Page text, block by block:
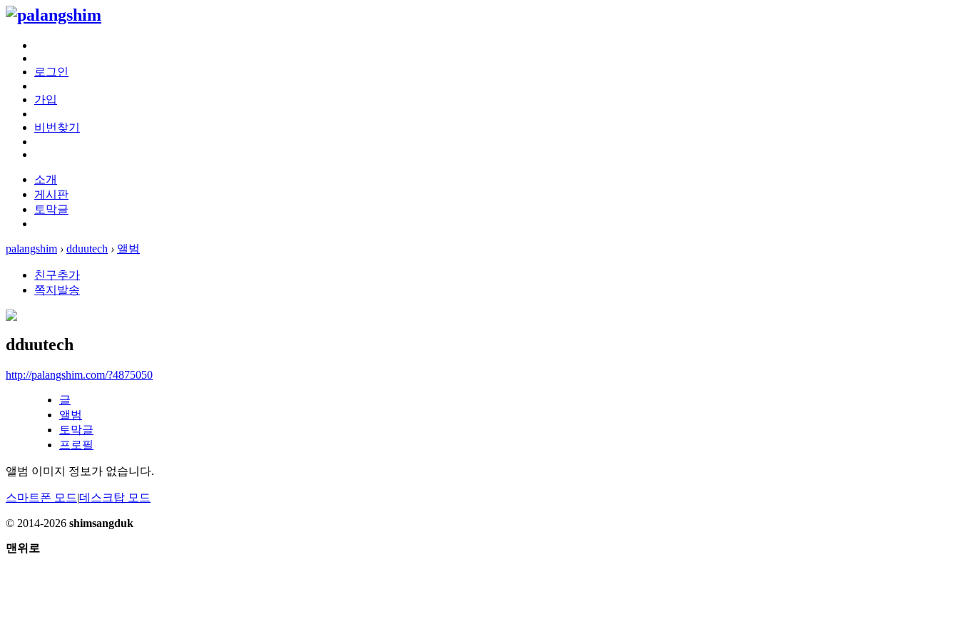
로그인
가입
비번찾기
소개
게시판
토막글
palangshim › dduutech › 앨범
친구추가
쪽지발송
dduutech
http://palangshim.com/?4875050
글
앨범
토막글
프로필
앨범 이미지 정보가 없습니다.
스마트폰 모드|데스크탑 모드
© 2014-2026 shimsangduk
맨위로